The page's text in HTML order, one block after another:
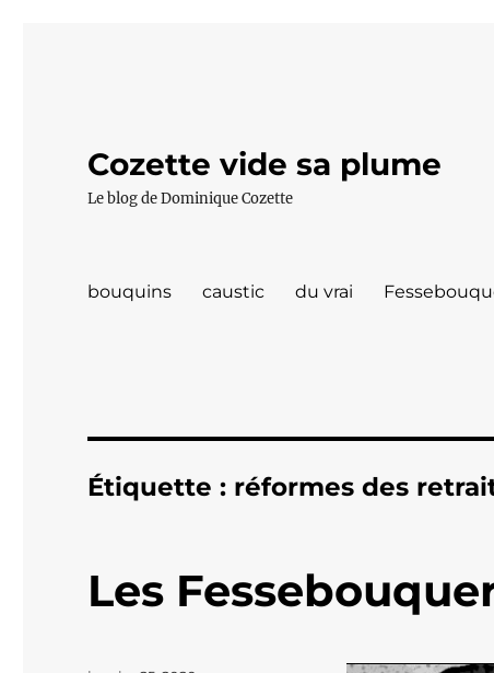
Cozette vide sa plume
Le blog de Dominique Cozette
bouquins caustic du vrai
Étiquette : réformes des
Les